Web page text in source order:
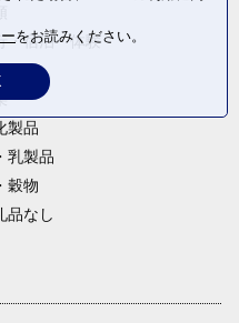
・宿泊・体験
製品
乳製品
穀物
品なし
をお読みください。